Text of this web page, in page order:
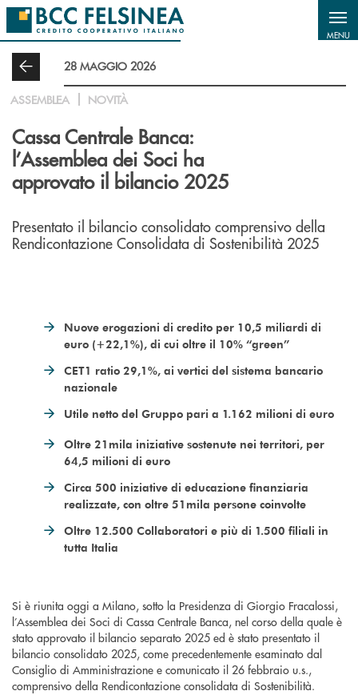
Salta al contenuto principale
MENU
28 MAGGIO 2026
ASSEMBLEA NOVITÀ
Cassa Centrale Banca:
l’Assemblea dei Soci ha
approvato il bilancio 2025
Presentato il bilancio consolidato comprensivo della
Rendicontazione Consolidata di Sostenibilità 2025
Nuove erogazioni di credito per 10,5 miliardi di
euro (+22,1%), di cui oltre il 10% “green”
CET1 ratio 29,1%, ai vertici del sistema bancario
nazionale
Utile netto del Gruppo pari a 1.162 milioni di euro
Oltre 21mila iniziative sostenute nei territori, per
64,5 milioni di euro
Circa 500 iniziative di educazione finanziaria
realizzate, con oltre 51mila persone coinvolte
Oltre 12.500 Collaboratori e più di 1.500 filiali in
tutta Italia
Si è riunita oggi a Milano, sotto la Presidenza di Giorgio Fracalossi,
l’Assemblea dei Soci di Cassa Centrale Banca, nel corso della quale è
stato approvato il bilancio separato 2025 ed è stato presentato il
bilancio consolidato 2025, come precedentemente esaminato dal
Consiglio di Amministrazione e comunicato il 26 febbraio u.s.,
comprensivo della Rendicontazione consolidata di Sostenibilità.